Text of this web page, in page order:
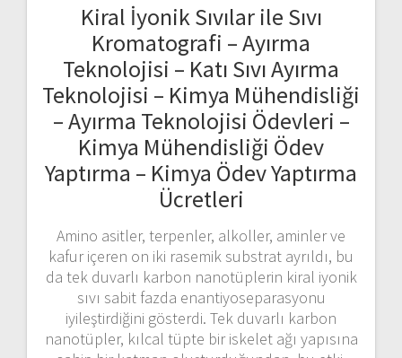
Kiral İyonik Sıvılar ile Sıvı
Kromatografi – Ayırma
Teknolojisi – Katı Sıvı Ayırma
Teknolojisi – Kimya Mühendisliği
– Ayırma Teknolojisi Ödevleri –
Kimya Mühendisliği Ödev
Yaptırma – Kimya Ödev Yaptırma
Ücretleri
Amino asitler, terpenler, alkoller, aminler ve
kafur içeren on iki rasemik substrat ayrıldı, bu
da tek duvarlı karbon nanotüplerin kiral iyonik
sıvı sabit fazda enantiyoseparasyonu
iyileştirdiğini gösterdi. Tek duvarlı karbon
nanotüpler, kılcal tüpte bir iskelet ağı yapısına